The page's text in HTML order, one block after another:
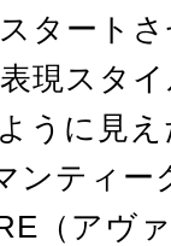
タート
現スタ
うに見
ンティー
（アヴ